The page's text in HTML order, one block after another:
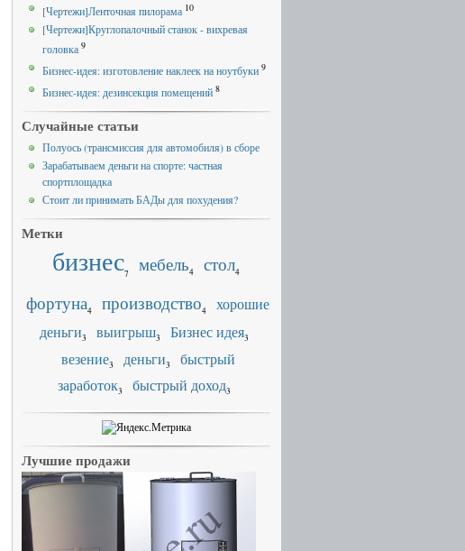
[Чертежи]Ленточная пилорама 10
[Чертежи]Круглопалочный станок - вихревая
головка 9
Бизнес-идея: изготовление наклеек на ноутбуки 9
Бизнес-идея: дезинсекция помещений 8
Случайные статьи
Полуось (трансмиссия для автомобиля) в сборе
Зарабатываем деньги на спорте: частная
спортплощадка
Стоит ли принимать БАДы для похудения?
Метки
бизнес7 мебель4 стол4
фортуна4 производство4
хорошие
деньги3 выигрыш3 Бизнес идея3
везение3 деньги3
быстрый
заработок3 быстрый доход3
Лучшие продажи